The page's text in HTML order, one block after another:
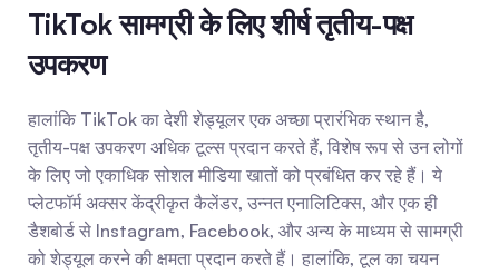
TikTok सामग्री के लिए शीर्ष तृतीय-पक्ष
उपकरण
हालांकि TikTok का देशी शेड्यूलर एक अच्छा प्रारंभिक स्थान है,
तृतीय-पक्ष उपकरण अधिक टूल्स प्रदान करते हैं, विशेष रूप से उन लोगों
के लिए जो एकाधिक सोशल मीडिया खातों को प्रबंधित कर रहे हैं। ये
प्लेटफॉर्म अक्सर केंद्रीकृत कैलेंडर, उन्नत एनालिटिक्स, और एक ही
डैशबोर्ड से Instagram, Facebook, और अन्य के माध्यम से सामग्री
को शेड्यूल करने की क्षमता प्रदान करते हैं। हालांकि, टूल का चयन